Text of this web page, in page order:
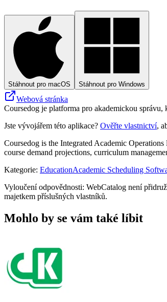
Stáhnout pro macOS Stáhnout pro Windows
Webová stránka
Coursedog je platforma pro akademickou
Jste vývojářem této aplikace? Ověřte vlastnictví,
Coursedog is the Integrated Academic
course demand projections, curriculum
Kategorie: EducationAcademic Scheduling
Vyloučení odpovědnosti: WebCatalog není
majetkem příslušných vlastníků.
Mohlo by se vám také líbit